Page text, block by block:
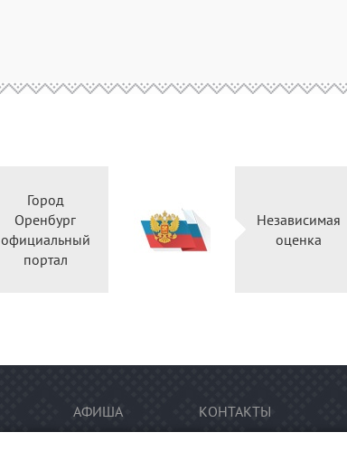
Город
Оренбург
официальный
портал
Независимая
оценка
АФИША КОНТАКТЫ